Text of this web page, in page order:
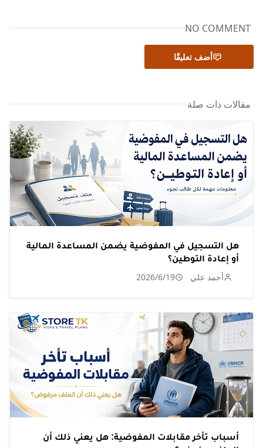
NO COMMENT
أضف تعليقًا
مقالات ذات صلة
هل التسجيل في المفوضية يضمن المساعدة المالية
أو إعادة التوطين؟
أحمد علي 2026/6/19
أسباب تأخر مقابلات المفوضية: هل يعني ذلك أن